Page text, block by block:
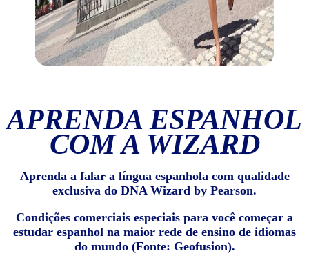
APRENDA ESPANHOL
COM A WIZARD
Aprenda a falar a língua espanhola com qualidade
exclusiva do DNA Wizard by Pearson.
Condições comerciais especiais para você começar a
estudar espanhol na maior rede de ensino de idiomas
do mundo (Fonte: Geofusion).